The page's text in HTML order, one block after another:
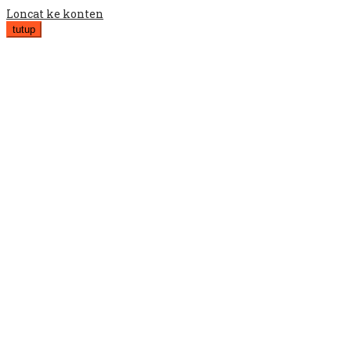
Loncat ke konten
tutup